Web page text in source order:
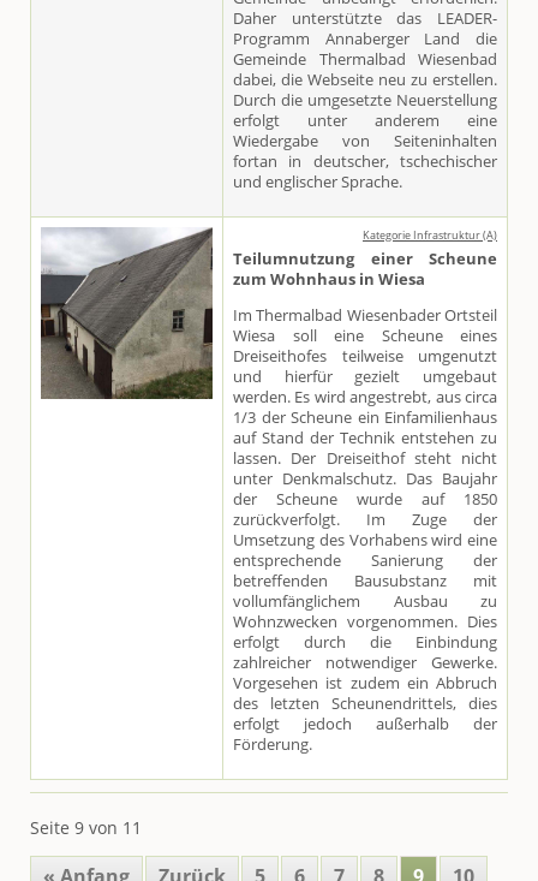
Daher unterstützte das LEADER-
Programm Annaberger Land die
Gemeinde Thermalbad Wiesenbad
dabei, die Webseite neu zu erstellen.
Durch die umgesetzte Neuerstellung
erfolgt unter anderem eine
Wiedergabe von Seiteninhalten
fortan in deutscher, tschechischer
und englischer Sprache.
Kategorie Infrastruktur (A)
Teilumnutzung einer Scheune
zum Wohnhaus in Wiesa
Im Thermalbad Wiesenbader Ortsteil
Wiesa soll eine Scheune eines
Dreiseithofes teilweise umgenutzt
und hierfür gezielt umgebaut
werden. Es wird angestrebt, aus circa
1/3 der Scheune ein Einfamilienhaus
auf Stand der Technik entstehen zu
lassen. Der Dreiseithof steht nicht
unter Denkmalschutz. Das Baujahr
der Scheune wurde auf 1850
zurückverfolgt. Im Zuge der
Umsetzung des Vorhabens wird eine
entsprechende Sanierung der
betreffenden Bausubstanz mit
vollumfänglichem Ausbau zu
Wohnzwecken vorgenommen. Dies
erfolgt durch die Einbindung
zahlreicher notwendiger Gewerke.
Vorgesehen ist zudem ein Abbruch
des letzten Scheunendrittels, dies
erfolgt jedoch außerhalb der
Förderung.
Seite 9 von 11